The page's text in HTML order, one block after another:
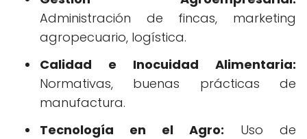
Administración de fincas, marketing
agropecuario, logística.
Calidad e Inocuidad Alimentaria:
Normativas, buenas prácticas de
manufactura.
Tecnología en el Agro: Uso de